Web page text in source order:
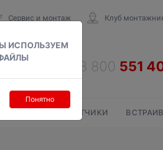
ИСПОЛЬЗУЕМ
Понятно
Сервис и монтаж Клуб
СЧЕТЧИКИ